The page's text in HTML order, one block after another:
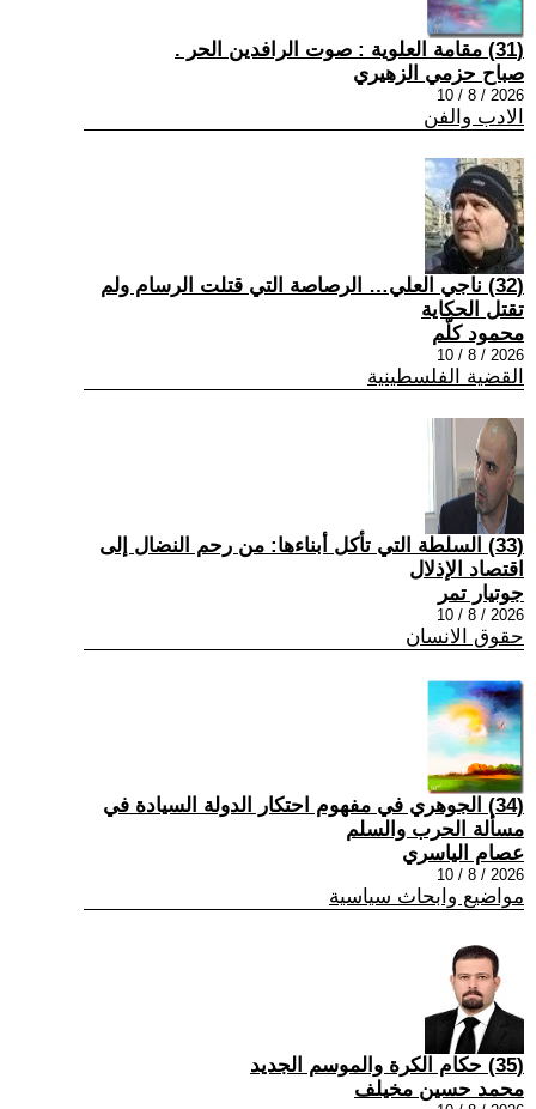
(31) مقامة العلوية : صوت الرافدين الحر .
صباح حزمي الزهيري
2026 / 8 / 10
الادب والفن
(32) ناجي العلي… الرصاصة التي قتلت الرسام ولم
تقتل الحكاية
محمود كلّم
2026 / 8 / 10
القضية الفلسطينية
(33) السلطة التي تأكل أبناءها: من رحم النضال إلى
اقتصاد الإذلال
جوتيار تمر
2026 / 8 / 10
حقوق الانسان
(34) الجوهري في مفهوم احتكار الدولة السيادة في
مسألة الحرب والسلم
عصام الياسري
2026 / 8 / 10
مواضيع وابحاث سياسية
(35) حكام الكرة والموسم الجديد
محمد حسين مخيلف